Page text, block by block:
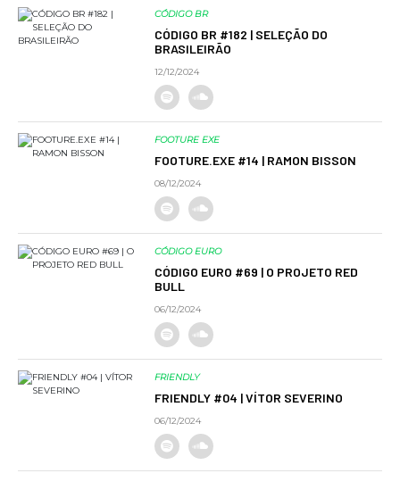
CÓDIGO BR
CÓDIGO BR #182 | SELEÇÃO DO
BRASILEIRÃO
12/12/2024
FOOTURE EXE
FOOTURE.EXE #14 | RAMON BISSON
08/12/2024
CÓDIGO EURO
CÓDIGO EURO #69 | O PROJETO RED
BULL
06/12/2024
FRIENDLY
FRIENDLY #04 | VÍTOR SEVERINO
06/12/2024